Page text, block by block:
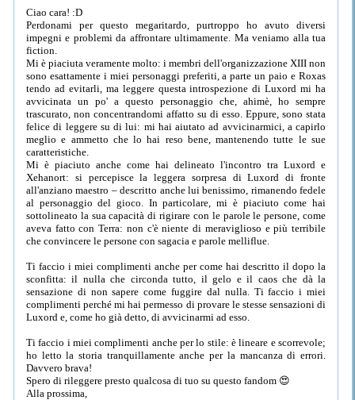
Ciao cara! :D
Perdonami per questo megaritardo, purtroppo ho avuto diversi
impegni e problemi da affrontare ultimamente. Ma veniamo alla tua
fiction.
Mi è piaciuta veramente molto: i membri dell'organizzazione XIII non
sono esattamente i miei personaggi preferiti, a parte un paio e Roxas
tendo ad evitarli, ma leggere questa introspezione di Luxord mi ha
avvicinata un po' a questo personaggio che, ahimè, ho sempre
trascurato, non concentrandomi affatto su di esso. Eppure, sono stata
felice di leggere su di lui: mi hai aiutato ad avvicinarmici, a capirlo
meglio e ammetto che lo hai reso bene, mantenendo tutte le sue
caratteristiche.
Mi è piaciuto anche come hai delineato l'incontro tra Luxord e
Xehanort: si percepisce la leggera sorpresa di Luxord di fronte
all'anziano maestro – descritto anche lui benissimo, rimanendo fedele
al personaggio del gioco. In particolare, mi è piaciuto come hai
sottolineato la sua capacità di rigirare con le parole le persone, come
aveva fatto con Terra: non c'è niente di meraviglioso e più terribile
che convincere le persone con sagacia e parole melliflue.
Ti faccio i miei complimenti anche per come hai descritto il dopo la
sconfitta: il nulla che circonda tutto, il gelo e il caos che dà la
sensazione di non sapere come fuggire dal nulla. Ti faccio i miei
complimenti perché mi hai permesso di provare le stesse sensazioni di
Luxord e, come ho già detto, di avvicinarmi ad esso.
Ti faccio i miei complimenti anche per lo stile: è lineare e scorrevole;
ho letto la storia tranquillamente anche per la mancanza di errori.
Davvero brava!
Spero di rileggere presto qualcosa di tuo su questo fandom 😍
Alla prossima,